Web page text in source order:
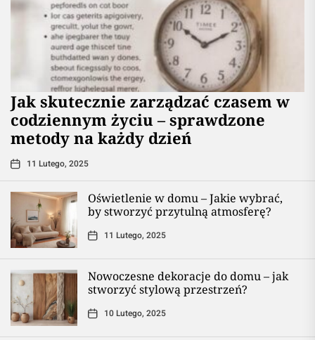
Jak skutecznie zarządzać czasem w
codziennym życiu – sprawdzone
metody na każdy dzień
11 Lutego, 2025
Oświetlenie w domu – Jakie wybrać,
by stworzyć przytulną atmosferę?
11 Lutego, 2025
Nowoczesne dekoracje do domu – jak
stworzyć stylową przestrzeń?
10 Lutego, 2025